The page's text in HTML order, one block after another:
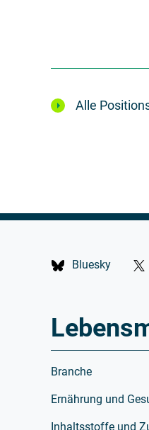
Alle
Bluesky
Branche
Ernährung und
Inhaltsstoffe und